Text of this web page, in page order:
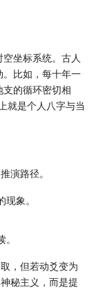
坐标系统。古人
。比如，每十年一
的循环密切相
就是个人八字与当
演路径。
现象。
，但若动爻变为
秘主义，而是提